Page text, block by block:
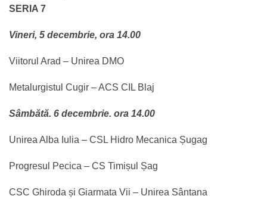
SERIA 7
Vineri, 5 decembrie, ora 14.00
Viitorul Arad – Unirea DMO
Metalurgistul Cugir – ACS CIL Blaj
Sâmbătă. 6 decembrie. ora 14.00
Unirea Alba Iulia – CSL Hidro Mecanica Șugag
Progresul Pecica – CS Timișul Șag
CSC Ghiroda și Giarmata Vii – Unirea Sântana